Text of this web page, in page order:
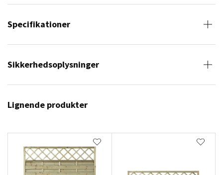
Specifikationer
Sikkerhedsoplysninger
Lignende produkter